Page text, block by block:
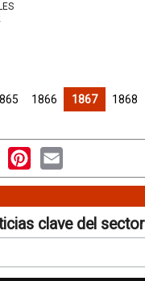
1866 1867 1868
PinterestEmail
clave del